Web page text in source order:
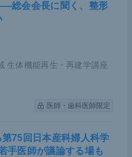
総会会長に聞く、整形
生体機能再生・再建学講座
医師・歯科医師限定
第75回日本産科婦人科学
医師が議論する場も